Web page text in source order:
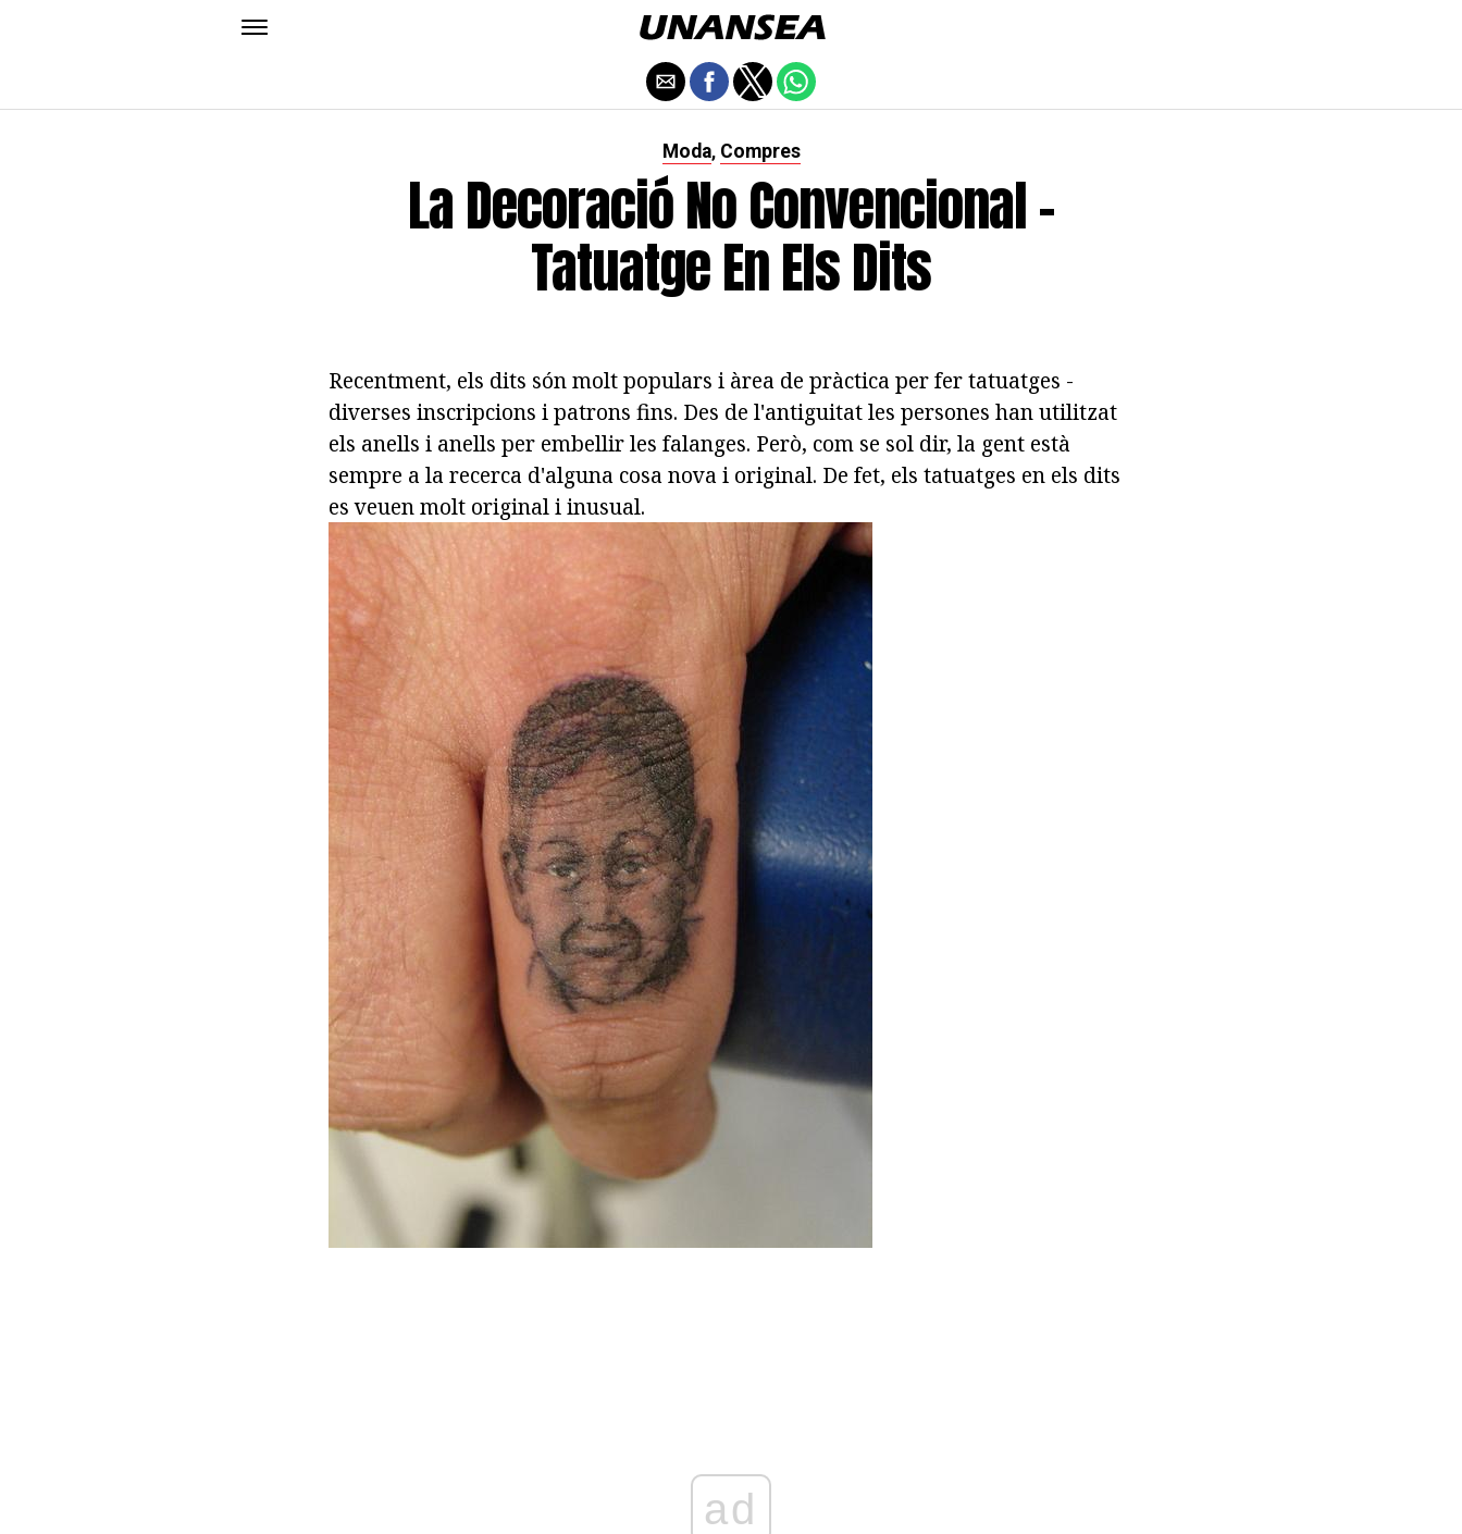
Moda, Compres
La Decoració No Convencional -
Tatuatge En Els Dits
Recentment, els dits són molt populars i àrea de pràctica per fer tatuatges -
diverses inscripcions i patrons fins. Des de l'antiguitat les persones han utilitzat
els anells i anells per embellir les falanges. Però, com se sol dir, la gent està
sempre a la recerca d'alguna cosa nova i original. De fet, els tatuatges en els dits
es veuen molt original i inusual.
ad